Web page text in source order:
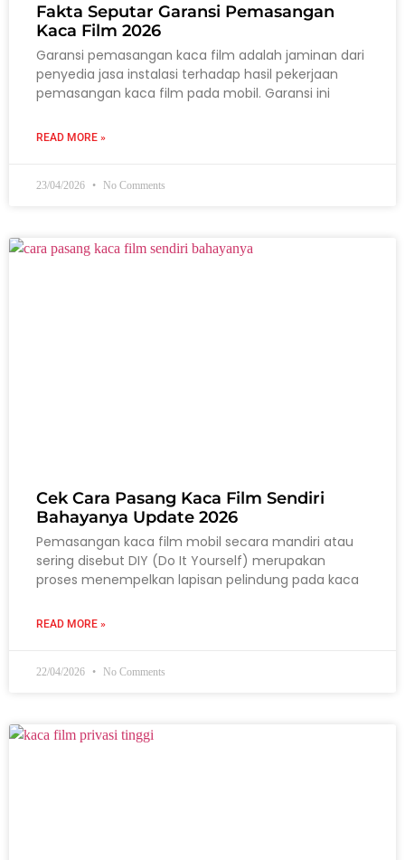
Fakta Seputar Garansi Pemasangan
Kaca Film 2026
Garansi pemasangan kaca film adalah jaminan dari
penyedia jasa instalasi terhadap hasil pekerjaan
pemasangan kaca film pada mobil. Garansi ini
READ MORE »
23/04/2026 No Comments
Cek Cara Pasang Kaca Film Sendiri
Bahayanya Update 2026
Pemasangan kaca film mobil secara mandiri atau
sering disebut DIY (Do It Yourself) merupakan
proses menempelkan lapisan pelindung pada kaca
READ MORE »
22/04/2026 No Comments